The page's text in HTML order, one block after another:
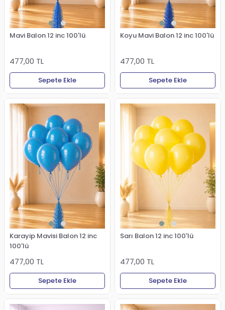
Mavi Balon 12 inc 100'lü
477,00 TL
Sepete Ekle
Koyu Mavi Balon 12 inc 100'lü
477,00 TL
Sepete Ekle
Karayip Mavisi Balon 12 inc
100'lü
477,00 TL
Sepete Ekle
Sarı Balon 12 inc 100'lü
477,00 TL
Sepete Ekle